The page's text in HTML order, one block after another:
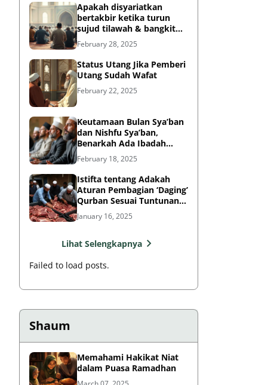
Apakah disyariatkan
bertakbir ketika turun
sujud tilawah & bangkit
dari sujud tilawah yang
dilakukan dalam shalat?
February 28, 2025
Status Utang Jika Pemberi
Utang Sudah Wafat
February 22, 2025
Keutamaan Bulan Sya’ban
dan Nishfu Sya’ban,
Benarkah Ada Ibadah
Khusus?
February 18, 2025
Istifta tentang Adakah
Aturan Pembagian ‘Daging’
Qurban Sesuai Tuntunan
Rasulullah?
January 16, 2025
Lihat Selengkapnya
Failed to load posts.
Shaum
Memahami Hakikat Niat
dalam Puasa Ramadhan